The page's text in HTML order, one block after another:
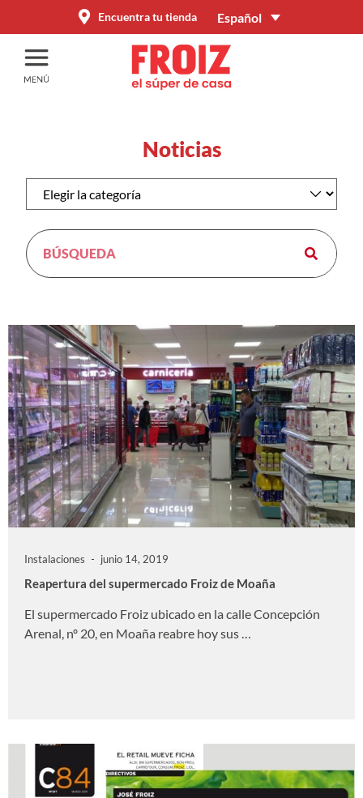
Encuentra tu tienda Español
Noticias
Instalaciones junio 14, 2019
Reapertura del supermercado Froiz de Moaña
El supermercado Froiz ubicado en la calle Concepción
Arenal, nº 20, en Moaña reabre hoy sus …